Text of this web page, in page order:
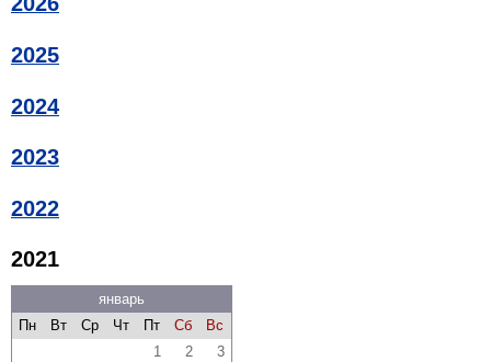
2025
2024
2023
2022
2021
январь
Пн
Вт Ср Чт Пт Сб
Вс
1
2
3